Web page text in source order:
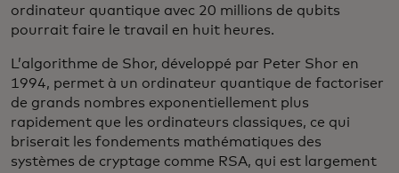
ordinateur quantique avec 20 millions de qubits
pourrait faire le travail en huit heures.
L’algorithme de Shor, développé par Peter Shor en
1994, permet à un ordinateur quantique de factoriser
de grands nombres exponentiellement plus
rapidement que les ordinateurs classiques, ce qui
briserait les fondements mathématiques des
systèmes de cryptage comme RSA, qui est largement